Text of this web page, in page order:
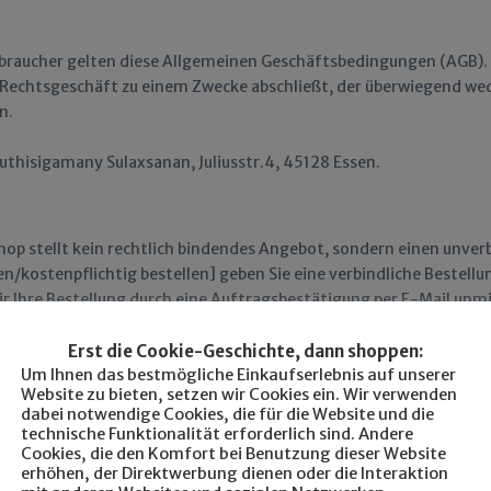
gelten diese Allgemeinen Geschäftsbedingungen (AGB).
zu einem Zwecke abschließt, der überwiegend
Sulaxsanan, Juliusstr.4, 45128 Essen.
stellt kein rechtlich bindendes Angebot, sondern einen
kostenpflichtig bestellen] geben Sie eine verbindliche
Ihre Bestellung durch eine Auftragsbestätigung per E-Mail
Person, die die Bestellung zu einem Zweck abgibt, der
nach Maßgabe der gesetzlichen Bestimmungen ein
nach Ziffer 4.1 Gebrauch, so haben Sie die
Regelungen, die im Einzelnen wiedergegeben sind in der
Erst die Cookie-Geschichte, dann shoppen:
Um Ihnen das bestmögliche Einkaufserlebnis auf unserer
Website zu bieten, setzen wir Cookies ein. Wir verwenden
dabei notwendige Cookies, die für die Website und die
technische Funktionalität erforderlich sind. Andere
Cookies, die den Komfort bei Benutzung dieser Website
erhöhen, der Direktwerbung dienen oder die Interaktion